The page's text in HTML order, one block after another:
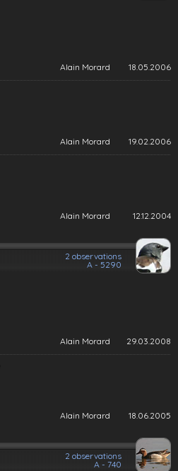
Alain Morard 18.05.2006
Alain Morard 19.02.2006
Alain Morard 12.12.2004
2 observations
A - 5290
Alain Morard 29.03.2008
Alain Morard 18.06.2005
2 observations
A - 740